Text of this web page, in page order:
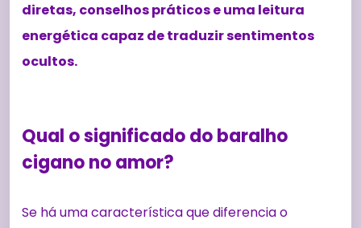
diretas, conselhos práticos e uma leitura
energética capaz de traduzir sentimentos
ocultos.
Qual o significado do baralho
cigano no amor?
Se há uma característica que diferencia o